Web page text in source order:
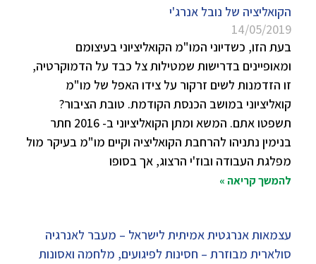
הקואליציה של נובל אנרג'י
14/05/2019
בעת הזו, כשדיוני המו"מ הקואליציוני בעיצומם
ומאופיינים בדרישות שמטילות צל כבד על הדמוקרטיה,
זו הזדמנות לשים זרקור על צידו האפל של מו"מ
קואליציוני במושב הכנסת הקודמת. טובת הציבור?
תשפטו אתם. המשא ומתן הקואליציוני ב- 2016 חתר
בנימין נתניהו להרחבת הקואליציה וקיים מו"מ בעיקר מול
מפלגת העבודה ובוז'י הרצוג, אך בסופו
להמשך קריאה »
עצמאות אנרגטית אמיתית לישראל – מעבר לאנרגיה
סולארית מבוזרת – חסינות לפיגועים, מלחמה ואסונות